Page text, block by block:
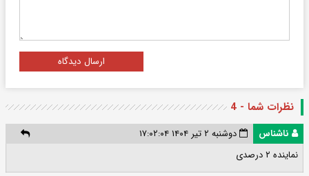
ارسال دیدگاه
نظرات شما - 4
ناشناس
دوشنبه ۲ تیر ۱۴۰۴ ۱۷:۰۲:۰۴
نماینده ۲ درصدی